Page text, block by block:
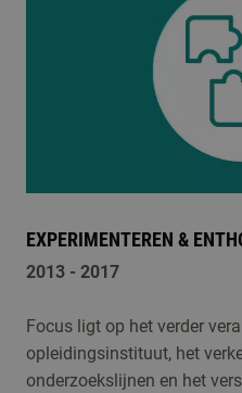
EXPERIMENTEREN &
2013 - 2017
Focus ligt op het verder
opleidingsinstituut, het
onderzoekslijnen en het